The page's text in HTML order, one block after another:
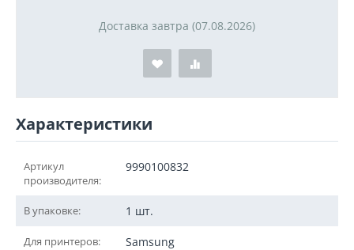
Доставка завтра (07.08.2026)
Характеристики
Артикул
производителя:
9990100832
В упаковке: 1 шт.
Для принтеров: Samsung